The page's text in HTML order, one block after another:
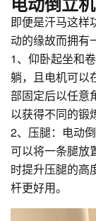
即便是汗马这样
动的缘故而拥有
1、仰卧起坐和
躺，且电机可以
部固定后以任意
以获得不同的锻
2、压腿：电动
可以将一条腿放
时提升压腿的高
杆更好用。